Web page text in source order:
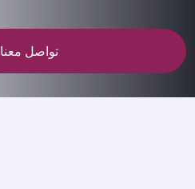
تواصل معنا